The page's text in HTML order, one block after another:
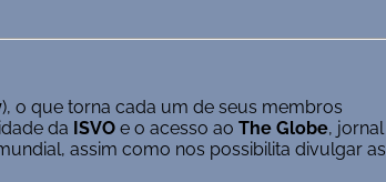
), o que torna cada um de seus membros
da ISVO e o acesso ao The Globe, jornal
assim como nos possibilita divulgar as